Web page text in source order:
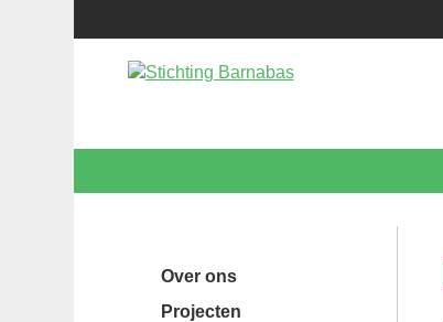
Over ons
Projecten